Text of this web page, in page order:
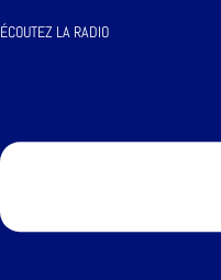
ÉCOUTEZ LA RADIO